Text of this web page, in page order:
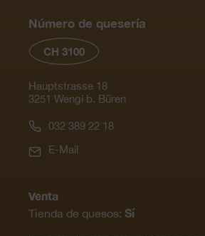
Número de quesería
CH 3100
Hauptstrasse 18
3251 Wengi b. Büren
032 389 22 18
E-Mail
Venta
Tienda de quesos: Sí